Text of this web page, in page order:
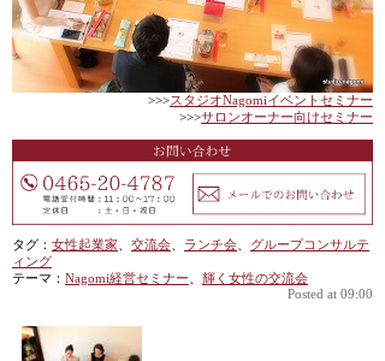
>>>スタジオNagomiイベントセミナー
>>>サロンオーナー向けセミナー
タグ： 女性起業家、 交流会、 ランチ会、 グループコンサルテ
ィング
テーマ： Nagomi経営セミナー、 輝く女性の交流会
Posted at 09:00